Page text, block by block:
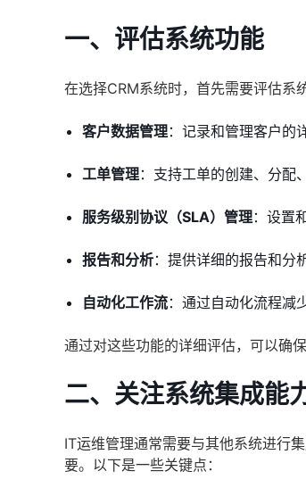
一、评估系统功能
在选择CRM系统时，首先需要评估系
客户数据管理：记录和管理客户的
工单管理：支持工单的创建、分配
服务级别协议（SLA）管理：设置
报告和分析：提供详细的报告和分
自动化工作流：通过自动化流程减
通过对这些功能的详细评估，可以确
二、关注系统集成能
IT运维管理通常需要与其他系统进行
要。以下是一些关键点：